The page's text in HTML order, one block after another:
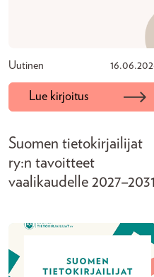
Uutinen
Lue kirjoitus
Suomen tietokirjailijat
ry:n tavoitteet
vaalikaudelle 2027–2031